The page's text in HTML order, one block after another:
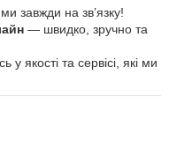
завжди на зв’язку!
— швидко, зручно та
у якості та сервісі, які ми